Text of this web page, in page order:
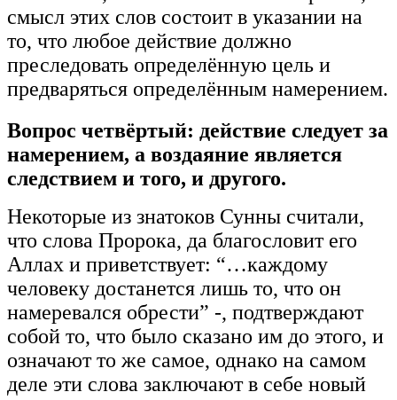
смысл этих слов состоит в указании на
то, что любое действие должно
преследовать определённую цель и
предваряться определённым намерением.
Вопрос четвёртый: действие следует за
намерением, а воздаяние является
следствием и того, и другого.
Некоторые из знатоков Сунны считали,
что слова Пророка, да благословит его
Аллах и приветствует: “…каждому
человеку достанется лишь то, что он
намеревался обрести” -, подтверждают
собой то, что было сказано им до этого, и
означают то же самое, однако на самом
деле эти слова заключают в себе новый